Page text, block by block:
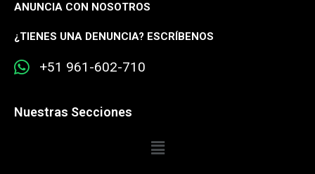
ANUNCIA CON NOSOTROS
¿TIENES UNA DENUNCIA? ESCRÍBENOS
+51 961-602-710
Nuestras Secciones